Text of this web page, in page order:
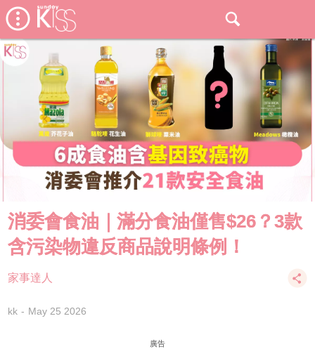
消委會食油｜滿分食油僅售$26？3款
含污染物違反商品說明條例！
家事達人
kk May 25 2026
廣告